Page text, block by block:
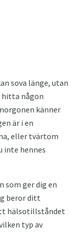
sova länge, utan
hitta någon
känner
är i en
eller tvärtom
inte hennes
som ger dig en
beror ditt
hälsotillståndet
typ av